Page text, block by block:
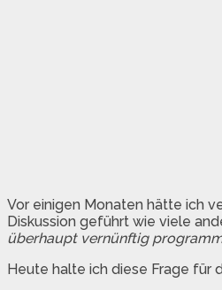
Vor einigen Monaten hätte ich
Diskussion geführt wie viele
überhaupt vernünftig
Heute halte ich diese Frage für